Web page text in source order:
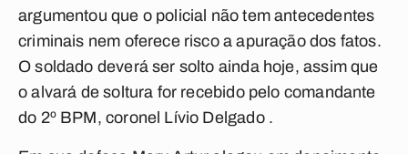
argumentou que o policial não tem antecedentes
criminais nem oferece risco a apuração dos fatos.
O soldado deverá ser solto ainda hoje, assim que
o alvará de soltura for recebido pelo comandante
do 2º BPM, coronel Lívio Delgado .